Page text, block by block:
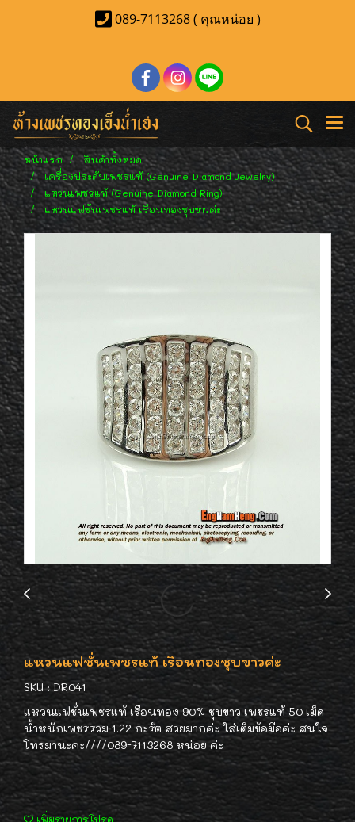
089-7113268 ( คุณหน่อย )
หน้าแรก
สินค้าทั้งหมด
เครื่องประดับเพชรแท้ (Genuine Diamond Jewelry)
แหวนเพชรแท้ (Genuine Diamond Ring)
แหวนแฟชั่นเพชรแท้ เรือนทองชุบขาวค่ะ
แหวนแฟชั่นเพชรแท้ เรือนทองชุบขาวค่ะ
SKU : DR041
แหวนแฟชั่นเพชรแท้ เรือนทอง 90% ชุบขาว เพชรแท้ 50 เม็ด
น้ำหนักเพชรรวม 1.22 กะรัต สวยมากค่ะ ใส่เต็มข้อมือค่ะ สนใจ
โทรมานะคะ////089-7113268 หน่อย ค่ะ
เพิ่มรายการโปรด